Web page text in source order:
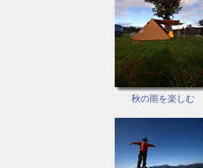
秋の雨を楽しむ